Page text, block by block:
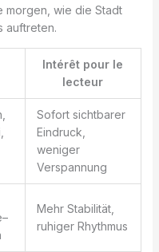
morgen, wie die Stadt
auftreten.
Intérêt pour le
lecteur
Sofort sichtbarer
Eindruck,
weniger
Verspannung
Mehr Stabilität,
ruhiger Rhythmus